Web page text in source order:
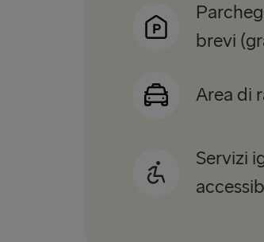
brevi
Area di
Servizi